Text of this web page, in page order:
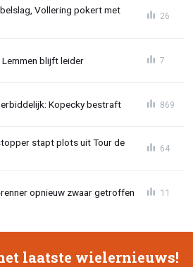
Vollering pokert met
26
blijft leider 7
Kopecky bestraft 869
stapt plots uit Tour de
64
opnieuw zwaar getroffen 11
laatste wielernieuws!